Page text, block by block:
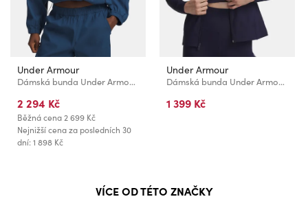
Under Armour
Dámská bunda Under Armour Unstoppable Wvn FZ
2 294 Kč
Běžná cena2 699 Kč
Nejnižší cena za posledních 30
dní: 1 898 Kč
Under Armour
Dámská bunda Under Armour Motion Jacket EMEA
1 399 Kč
VÍCE OD TÉTO ZNAČKY